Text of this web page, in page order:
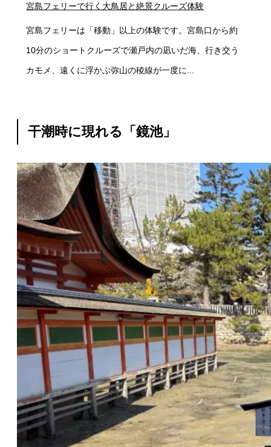
宮島フェリーで行く大鳥居と絶景クルーズ体験
宮島フェリーは「移動」以上の体験です。宮島口から約
10分のショートクルーズで瀬戸内の凪いだ海、行き交う
カモメ、遠くに浮かぶ弥山の稜線が一度に...
干潮時に現れる「鏡池」